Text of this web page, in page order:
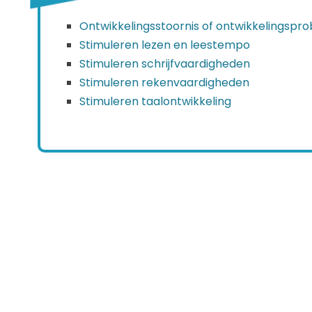
Ontwikkelingsstoornis of
Stimuleren lezen en leestempo
Stimuleren schrijfvaardigheden
Stimuleren rekenvaardigheden
Stimuleren taalontwikkeling